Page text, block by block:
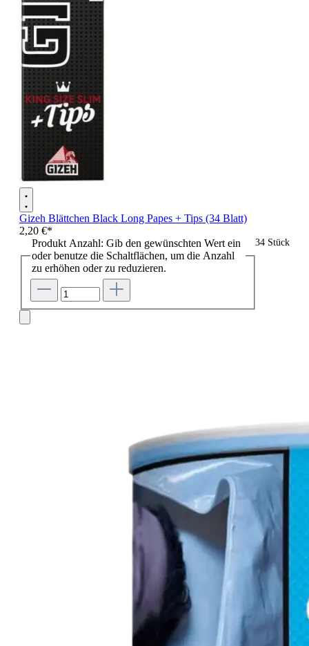
Gizeh Blättchen Black Long Papes + Tips (34 Blatt)
2,20 €*
34 Stück
Produkt Anzahl: Gib den gewünschten Wert ein
oder benutze die Schaltflächen, um die Anzahl
zu erhöhen oder zu reduzieren.